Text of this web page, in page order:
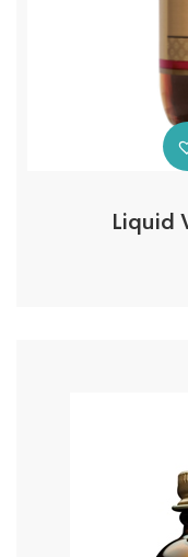
Liquid